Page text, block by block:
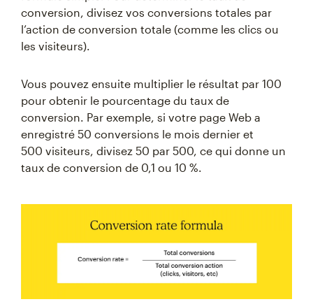
conversion, divisez vos conversions totales par
l’action de conversion totale (comme les clics ou
les visiteurs).
Vous pouvez ensuite multiplier le résultat par 100
pour obtenir le pourcentage du taux de
conversion. Par exemple, si votre page Web a
enregistré 50 conversions le mois dernier et
500 visiteurs, divisez 50 par 500, ce qui donne un
taux de conversion de 0,1 ou 10 %.